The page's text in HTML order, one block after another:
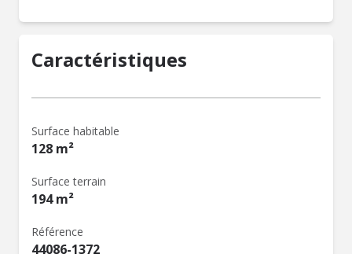
Caractéristiques
Surface habitable
128 m²
Surface terrain
194 m²
Référence
44086-1372